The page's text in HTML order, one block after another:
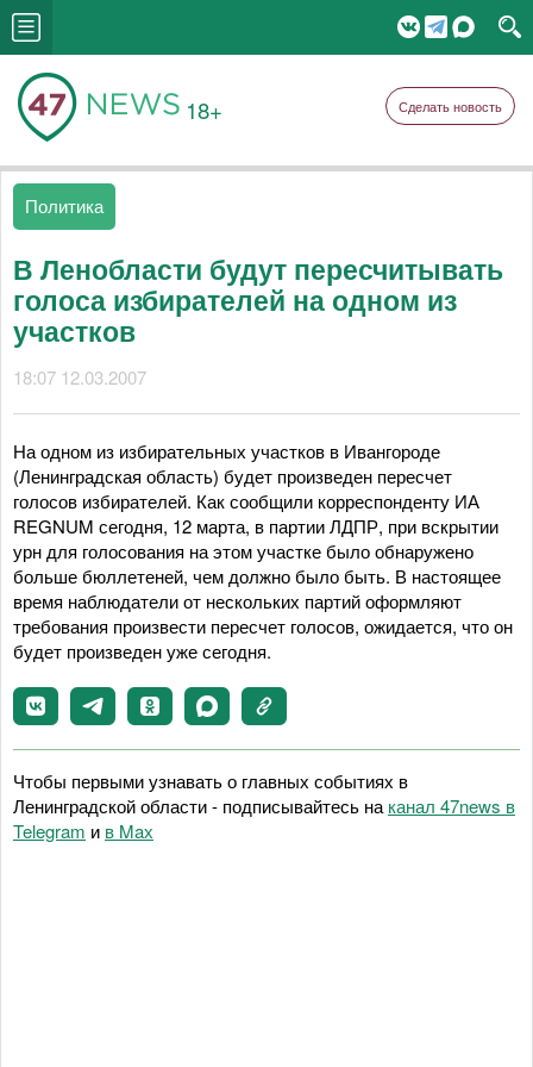
18+ Сделать новость
Политика
В Ленобласти будут пересчитывать
голоса избирателей на одном из
участков
18:07 12.03.2007
На одном из избирательных участков в Ивангороде
(Ленинградская область) будет произведен пересчет
голосов избирателей. Как сообщили корреспонденту ИА
REGNUM сегодня, 12 марта, в партии ЛДПР, при вскрытии
урн для голосования на этом участке было обнаружено
больше бюллетеней, чем должно было быть. В настоящее
время наблюдатели от нескольких партий оформляют
требования произвести пересчет голосов, ожидается, что он
будет произведен уже сегодня.
Чтобы первыми узнавать о главных событиях в
Ленинградской области - подписывайтесь на канал 47news в
Telegram и в Maх